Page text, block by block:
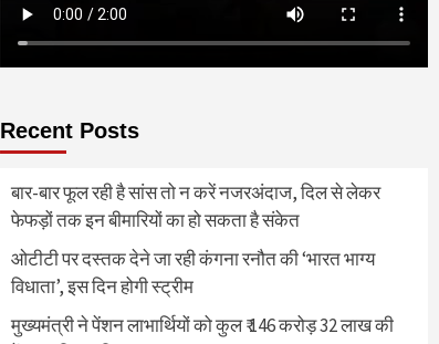
Recent Posts
बार-बार फूल रही है सांस तो न करें नजरअंदाज, दिल से लेकर
फेफड़ों तक इन बीमारियों का हो सकता है संकेत
ओटीटी पर दस्तक देने जा रही कंगना रनौत की ‘भारत भाग्य
विधाता’, इस दिन होगी स्ट्रीम
मुख्यमंत्री ने पेंशन लाभार्थियों को कुल ₹ 146 करोड़ 32 लाख की